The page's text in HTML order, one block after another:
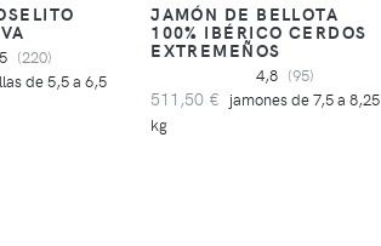
(220)
de 5,5 a 6,5
JAMÓN DE BELLOTA
100% IBÉRICO CERDOS
EXTREMEÑOS
4,8 (95)
511,50 € jamones de 7,5 a 8,25
kg